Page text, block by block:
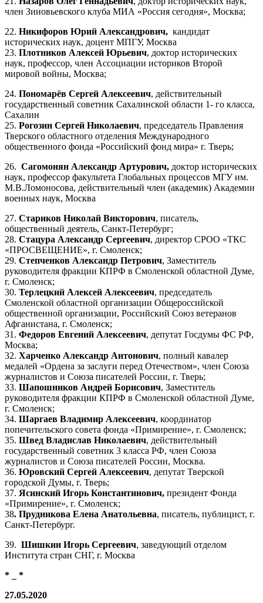
член Зиновьевского клуба МИА «Россия сегодня», Москва;
22. Никифоров Юрий Александрович, кандидат
исторических наук, доцент МПГУ, Москва
23. Плотников Алексей Юрьевич, доктор исторических
наук, профессор, член Ассоциации историков Второй
мировой войны, Москва;
24. Пономарёв Сергей Алексеевич, действительный
государственный советник Сахалинской области 1- го класса,
Сахалин
25. Рогозин Сергей Николаевич, председатель Правления
Тверского областного отделения Международного
общественного фонда «Российский фонд мира» г. Тверь;
26. Сагомонян Александр Артурович, доктор исторических
наук, профессор факультета Глобальных процессов МГУ им.
М.В.Ломоносова, действительный член (академик) Академии
военных наук, Москва
27. Стариков Николай Викторович, писатель,
общественный деятель, Санкт-Петербург;
28. Стацура Александр Сергеевич, директор СРОО «ТКС
«ПРОСВЕЩЕНИЕ», г. Смоленск;
29. Степченков Александр Петрович, Заместитель
руководителя фракции КПРФ в Смоленской областной Думе,
г. Смоленск;
30. Терлецкий Алексей Алексеевич, председатель
Смоленской областной организации Общероссийской
общественной организации, Российский Союз ветеранов
Афганистана, г. Смоленск;
31. Федоров Евгений Алексеевич, депутат Госдумы ФС РФ,
Москва;
32. Харченко Александр Антонович, полный кавалер
медалей «Ордена за заслуги перед Отечеством», член Союза
журналистов и Союза писателей России, г. Тверь;
33. Шапошников Андрей Борисович, Заместитель
руководителя фракции КПРФ в Смоленской областной Думе,
г. Смоленск;
34. Шаргаев Владимир Алексеевич, координатор
попечительского совета фонда «Примирение», г. Смоленск;
35. Швед Владислав Николаевич, действительный
государственный советник 3 класса РФ, член Союза
журналистов и Союза писателей России, Москва.
36. Юровский Сергей Алексеевич, депутат Тверской
городской Думы, г. Тверь;
37. Ясинский Игорь Константинович, президент Фонда
«Примирение», г. Смоленск;
38. Прудникова Елена Анатольевна, писатель, публицист, г.
Санкт-Петербург.
39. Шишкин Игорь Сергеевич, заведующий отделом
Института стран СНГ, г. Москва
* _ *
27.05.2020